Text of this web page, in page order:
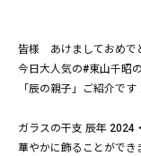
皆様 あけましておめで
今日大人気の#東山千昭
「辰の親子」ご紹介です
ガラスの干支 辰年 2024
華やかに飾ることができ